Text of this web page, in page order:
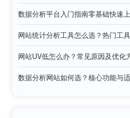
数据分析平台入门指南零基础快速
网站统计分析工具怎么选？热门工
网站UV低怎么办？常见原因及优化
数据分析网站如何选？核心功能与